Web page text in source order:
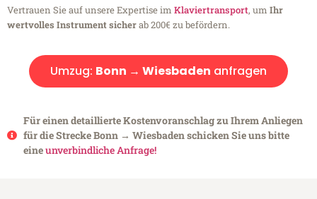
Vertrauen Sie auf unsere Expertise im Klaviertransport, um Ihr
wertvolles Instrument sicherab 200€ zu befördern.
Umzug: Bonn → Wiesbaden anfragen
Für einen detaillierte Kostenvoranschlag zu Ihrem Anliegen
für die Strecke Bonn → Wiesbaden schicken Sie uns bitte
eineunverbindliche Anfrage!